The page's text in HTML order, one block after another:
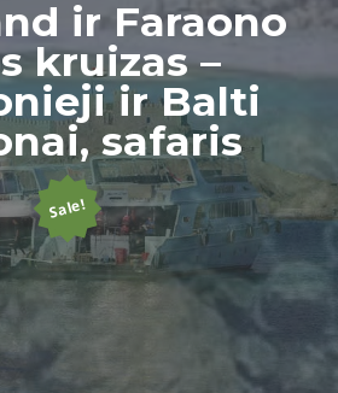
ir Faraono
kruizas –
ir Balti
safaris
Sale!